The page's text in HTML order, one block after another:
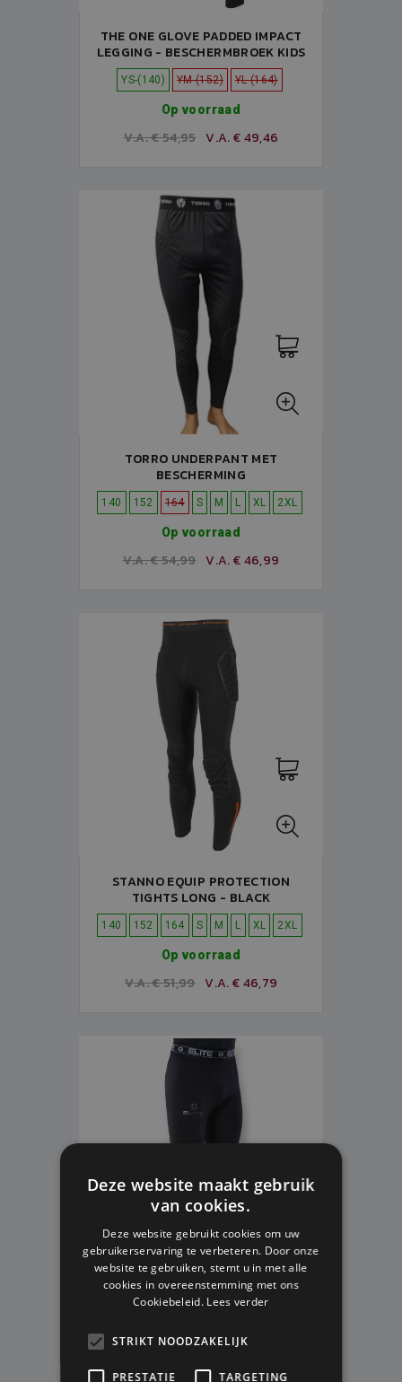
THE ONE GLOVE PADDED IMPACT
LEGGING - BESCHERMBROEK KIDS
YS-(140) YM-(152) YL-(164)
Op voorraad
V.A. € 54,95 V.A. € 49,46
TORRO UNDERPANT MET
BESCHERMING
140 152 164 S M L XL 2XL
Op voorraad
V.A. € 54,99 V.A. € 46,99
STANNO EQUIP PROTECTION
TIGHTS LONG - BLACK
140 152 164 S M L XL 2XL
Op voorraad
V.A. € 51,99 V.A. € 46,79
ELITE COMPRESSION LEGGING
Deze website maakt gebruik
van cookies.
Deze website gebruikt cookies om uw
gebruikerservaring te verbeteren. Door onze
website te gebruiken, stemt u in met alle
cookies in overeenstemming met ons
Cookiebeleid. Lees verder
STRIKT NOODZAKELIJK
PRESTATIE TARGETING